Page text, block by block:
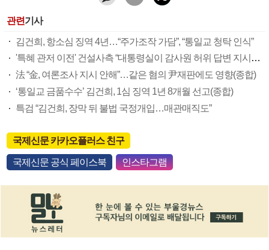
관련기사
김건희, 항소심 징역 4년…“주가조작 가담”, “통일교 청탁 인식”
'특혜 관저 이전' 건설사측 “대통령실이 감사원 허위 답변 지시” 증언
法 “金, 여론조사 지시 안해”…같은 혐의 尹재판에도 영향(종합)
‘통일교 금품수수’ 김건희, 1심 징역 1년 8개월 선고(종합)
특검 “김건희, 장막 뒤 불법 국정개입…매관매직도”
국제신문 카카오플러스 친구
국제신문 공식 페이스북 인스타그램